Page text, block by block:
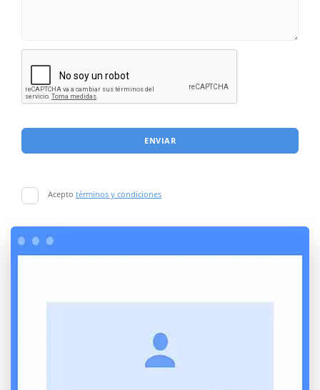
ENVIAR
Acepto términos y condiciones